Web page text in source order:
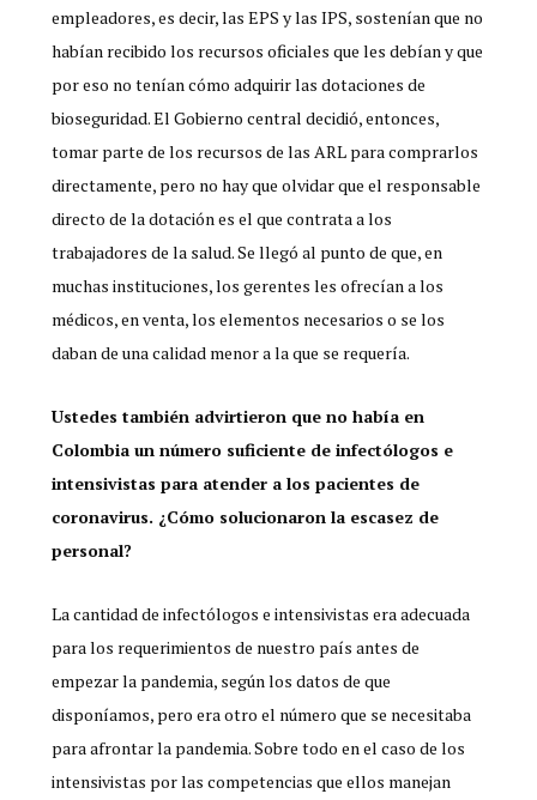
empleadores, es decir, las EPS y las IPS, sostenían que no
habían recibido los recursos oficiales que les debían y que
por eso no tenían cómo adquirir las dotaciones de
bioseguridad. El Gobierno central decidió, entonces,
tomar parte de los recursos de las ARL para comprarlos
directamente, pero no hay que olvidar que el responsable
directo de la dotación es el que contrata a los
trabajadores de la salud. Se llegó al punto de que, en
muchas instituciones, los gerentes les ofrecían a los
médicos, en venta, los elementos necesarios o se los
daban de una calidad menor a la que se requería.
Ustedes también advirtieron que no había en
Colombia un número suficiente de infectólogos e
intensivistas para atender a los pacientes de
coronavirus. ¿Cómo solucionaron la escasez de
personal?
La cantidad de infectólogos e intensivistas era adecuada
para los requerimientos de nuestro país antes de
empezar la pandemia, según los datos de que
disponíamos, pero era otro el número que se necesitaba
para afrontar la pandemia. Sobre todo en el caso de los
intensivistas por las competencias que ellos manejan